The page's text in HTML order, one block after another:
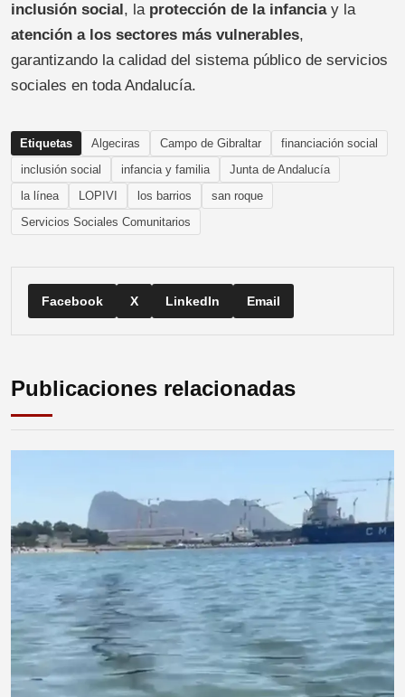
inclusión social , la protección de la infanciay la
atención a los sectores más vulnerables,
garantizando la calidad del sistema público de servicios
sociales en toda Andalucía.
Etiquetas Algeciras Campo de Gibraltar
financiación social
inclusión social
infancia y familia
Junta de Andalucía
la línea
LOPIVI los barrios
san roque
Servicios Sociales Comunitarios
Facebook X LinkedIn Email
Publicaciones relacionadas